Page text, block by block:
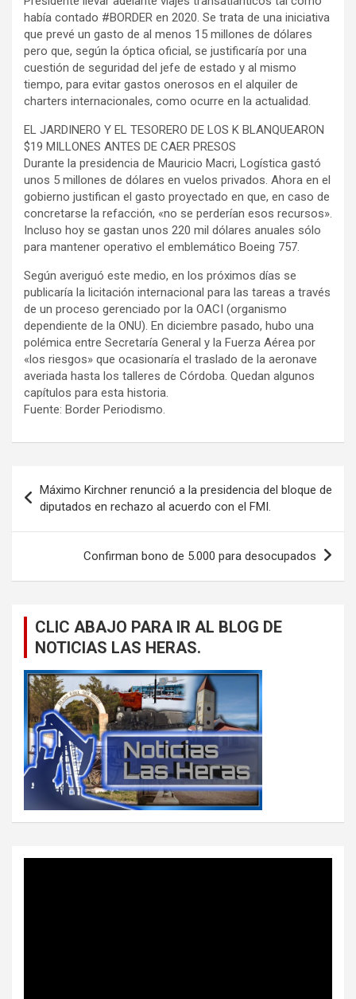
había contado #BORDER en 2020. Se trata de una iniciativa
que prevé un gasto de al menos 15 millones de dólares
pero que, según la óptica oficial, se justificaría por una
cuestión de seguridad del jefe de estado y al mismo
tiempo, para evitar gastos onerosos en el alquiler de
charters internacionales, como ocurre en la actualidad.
EL JARDINERO Y EL TESORERO DE LOS K BLANQUEARON
$19 MILLONES ANTES DE CAER PRESOS
Durante la presidencia de Mauricio Macri, Logística gastó
unos 5 millones de dólares en vuelos privados. Ahora en el
gobierno justifican el gasto proyectado en que, en caso de
concretarse la refacción, «no se perderían esos recursos».
Incluso hoy se gastan unos 220 mil dólares anuales sólo
para mantener operativo el emblemático Boeing 757.
Según averiguó este medio, en los próximos días se
publicaría la licitación internacional para las tareas a través
de un proceso gerenciado por la OACI (organismo
dependiente de la ONU). En diciembre pasado, hubo una
polémica entre Secretaría General y la Fuerza Aérea por
«los riesgos» que ocasionaría el traslado de la aeronave
averiada hasta los talleres de Córdoba. Quedan algunos
capítulos para esta historia.
Fuente: Border Periodismo.
de
entradas
Máximo Kirchner renunció a la presidencia del bloque de
diputados en rechazo al acuerdo con el FMI.
Confirman bono de 5.000 para desocupados
CLIC ABAJO PARA IR AL BLOG DE
NOTICIAS LAS HERAS.